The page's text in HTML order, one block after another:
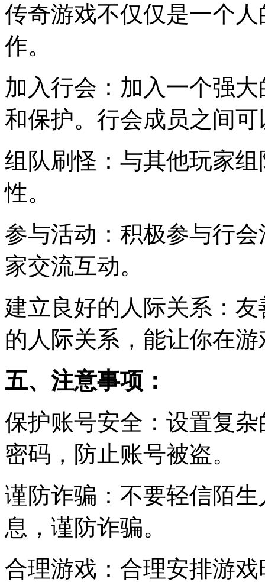
传奇游戏不仅仅是一个
作。
加入行会：加入一个强
和保护。行会成员之间
组队刷怪：与其他玩家
性。
参与活动：积极参与行
家交流互动。
建立良好的人际关系：
的人际关系，能让你在
五、注意事项：
保护账号安全：设置复
密码，防止账号被盗。
谨防诈骗：不要轻信陌
息，谨防诈骗。
合理游戏：合理安排游